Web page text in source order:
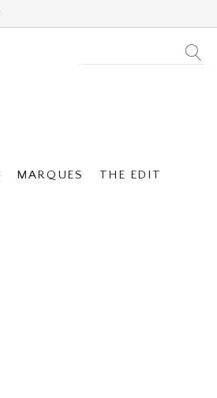
MARQUES THE EDIT